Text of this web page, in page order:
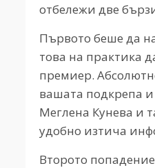
отбележи две
Първото беше да
това на практика
премиер.
вашата подкрепа и
Меглена Кунева и
удобно изтича
Второто